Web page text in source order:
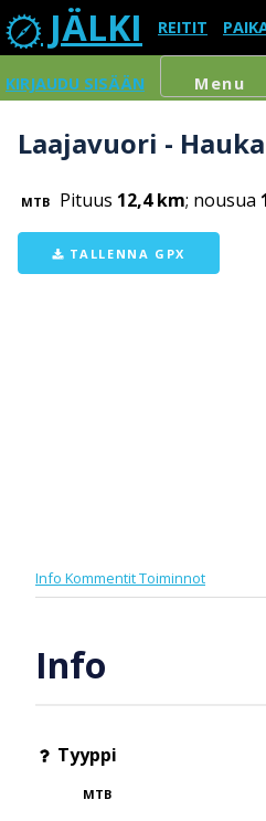
JÄLKI REITIT
KIRJAUDU SISÄÄN Menu
Laajavuori -
MTB Pituus 12,4 km; nousua
TALLENNA GPX
Info KommentitToiminnot
Info
Tyyppi
MTB